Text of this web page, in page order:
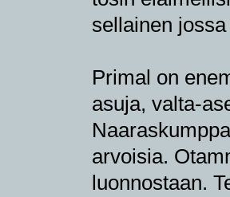
sellainen
Primal on
asuja, valta-
arvoisia.
luonnostaan.